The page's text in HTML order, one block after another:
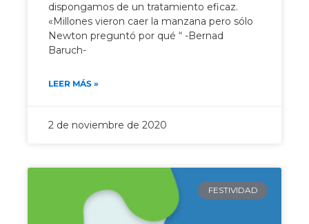
dispongamos de un tratamiento eficaz.
«Millones vieron caer la manzana pero sólo
Newton preguntó por qué “ -Bernad
Baruch-
LEER MÁS »
2 de noviembre de 2020
FESTIVIDAD